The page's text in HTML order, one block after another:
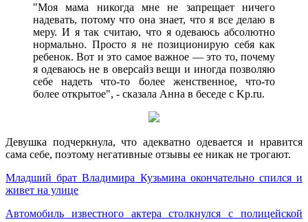
"Моя мама никогда мне не запрещает ничего
надевать, потому что она знает, что я все делаю в
меру. И я так считаю, что я одеваюсь абсолютно
нормально. Просто я не позиционирую себя как
ребенок. Вот и это самое важное — это то, почему
я одеваюсь не в оверсайз вещи и иногда позволяю
себе надеть что-то более женственное, что-то
более открытое", - сказала Анна в беседе с Kp.ru.
Девушка подчеркнула, что адекватно одевается и нравится
сама себе, поэтому негативные отзывы ее никак не трогают.
Младший брат Владимира Кузьмина окончательно спился и
живет на улице
Автомобиль известного актера столкнулся с полицейской